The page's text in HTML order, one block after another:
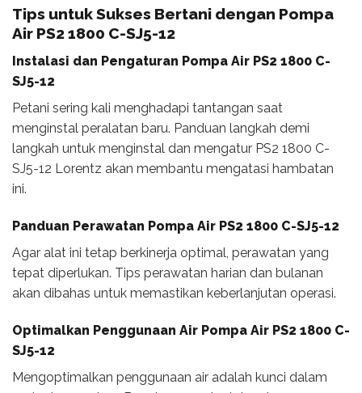
Tips untuk Sukses Bertani dengan Pompa
Air PS2 1800 C-SJ5-12
Instalasi dan Pengaturan Pompa Air PS2 1800 C-
SJ5-12
Petani sering kali menghadapi tantangan saat
menginstal peralatan baru. Panduan langkah demi
langkah untuk menginstal dan mengatur PS2 1800 C-
SJ5-12 Lorentz akan membantu mengatasi hambatan
ini.
Panduan Perawatan Pompa Air PS2 1800 C-SJ5-12
Agar alat ini tetap berkinerja optimal, perawatan yang
tepat diperlukan. Tips perawatan harian dan bulanan
akan dibahas untuk memastikan keberlanjutan operasi.
Optimalkan Penggunaan Air Pompa Air PS2 1800 C-
SJ5-12
Mengoptimalkan penggunaan air adalah kunci dalam